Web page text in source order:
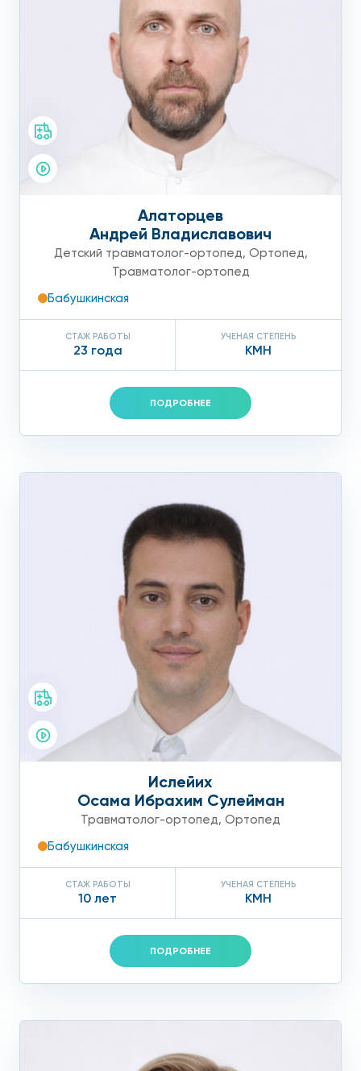
Алаторцев
Андрей Владиславович
Детский травматолог-ортопед, Ортопед,
Травматолог-ортопед
Бабушкинская
СТАЖ РАБОТЫ
23 года
УЧЕНАЯ СТЕПЕНЬ
КМН
ПОДРОБНЕЕ
Ислейих
Осама Ибрахим Сулейман
Травматолог-ортопед, Ортопед
Бабушкинская
СТАЖ РАБОТЫ
10 лет
УЧЕНАЯ СТЕПЕНЬ
КМН
ПОДРОБНЕЕ